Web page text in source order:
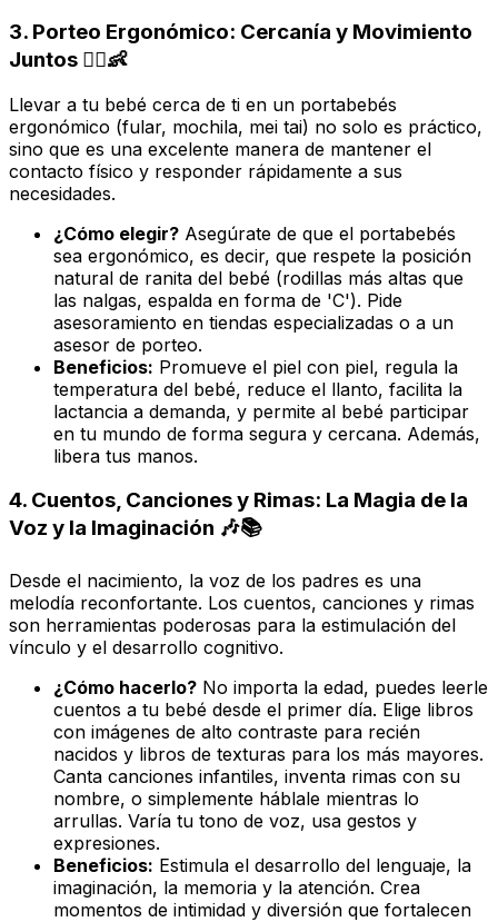
3. Porteo Ergonómico: Cercanía y Movimiento
Juntos 🚶‍♀️👶
Llevar a tu bebé cerca de ti en un portabebés
ergonómico (fular, mochila, mei tai) no solo es práctico,
sino que es una excelente manera de mantener el
contacto físico y responder rápidamente a sus
necesidades.
¿Cómo elegir? Asegúrate de que el portabebés
sea ergonómico, es decir, que respete la posición
natural de ranita del bebé (rodillas más altas que
las nalgas, espalda en forma de 'C'). Pide
asesoramiento en tiendas especializadas o a un
asesor de porteo.
Beneficios: Promueve el piel con piel, regula la
temperatura del bebé, reduce el llanto, facilita la
lactancia a demanda, y permite al bebé participar
en tu mundo de forma segura y cercana. Además,
libera tus manos.
4. Cuentos, Canciones y Rimas: La Magia de la
Voz y la Imaginación 🎶📚
Desde el nacimiento, la voz de los padres es una
melodía reconfortante. Los cuentos, canciones y rimas
son herramientas poderosas para la estimulación del
vínculo y el desarrollo cognitivo.
¿Cómo hacerlo? No importa la edad, puedes leerle
cuentos a tu bebé desde el primer día. Elige libros
con imágenes de alto contraste para recién
nacidos y libros de texturas para los más mayores.
Canta canciones infantiles, inventa rimas con su
nombre, o simplemente háblale mientras lo
arrullas. Varía tu tono de voz, usa gestos y
expresiones.
Beneficios: Estimula el desarrollo del lenguaje, la
imaginación, la memoria y la atención. Crea
momentos de intimidad y diversión que fortalecen